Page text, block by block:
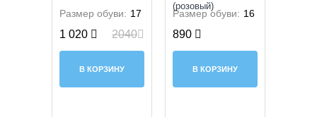
Размер обуви: 17
1 020 2040
В КОРЗИНУ
(розовый)
Размер обуви: 16
890
В КОРЗИНУ